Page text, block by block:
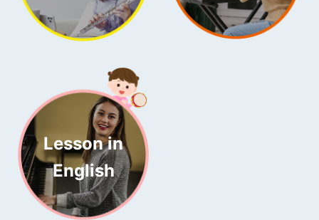
Lesson in
English